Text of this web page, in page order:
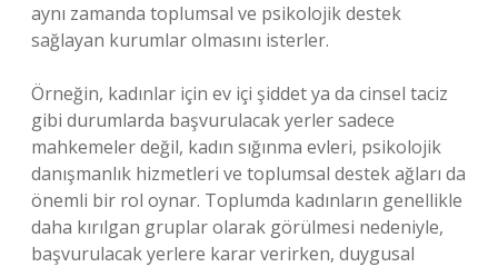
aynı zamanda toplumsal ve psikolojik destek
sağlayan kurumlar olmasını isterler.
Örneğin, kadınlar için ev içi şiddet ya da cinsel taciz
gibi durumlarda başvurulacak yerler sadece
mahkemeler değil, kadın sığınma evleri, psikolojik
danışmanlık hizmetleri ve toplumsal destek ağları da
önemli bir rol oynar. Toplumda kadınların genellikle
daha kırılgan gruplar olarak görülmesi nedeniyle,
başvurulacak yerlere karar verirken, duygusal